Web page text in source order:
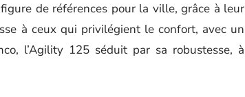
de références pour la ville, grâce à leur
à ceux qui privilégient le confort, avec un
l’Agility 125 séduit par sa robustesse, à